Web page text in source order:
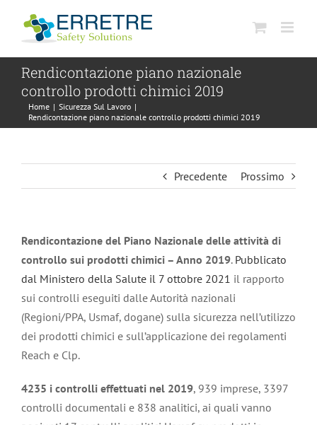
contenuto
Rendicontazione piano nazionale
controllo prodotti chimici 2019
Home | Sicurezza Sul Lavoro |
Rendicontazione piano nazionale controllo prodotti chimici 2019
Precedente Prossimo
Rendicontazione del Piano Nazionale delle attività di
controllo sui prodotti chimici – Anno 2019. Pubblicato
dal Ministero della Salute il 7 ottobre 2021 il rapporto
sui controlli eseguiti dalle Autorità nazionali
(Regioni/PPA, Usmaf, dogane) sulla sicurezza nell’utilizzo
dei prodotti chimici e sull’applicazione dei regolamenti
Reach e Clp.
4235 i controlli effettuati nel 2019, 939 imprese, 3397
controlli documentali e 838 analitici, ai quali vanno